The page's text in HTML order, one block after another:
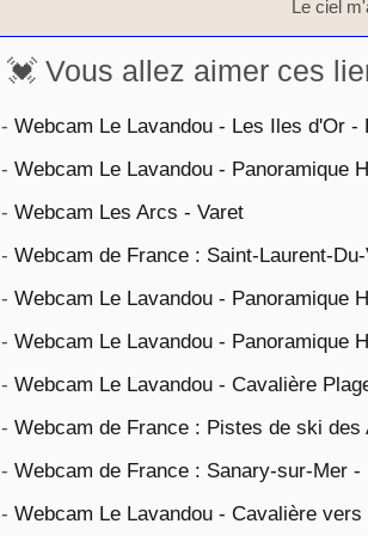
Le ciel
💓 Vous allez aimer ces
- Webcam Le Lavandou - Les Iles d'Or -
- Webcam Le Lavandou - Panoramique
- Webcam Les Arcs - Varet
- Webcam de France : Saint-Laurent-
- Webcam Le Lavandou - Panoramique
- Webcam Le Lavandou - Panoramique
- Webcam Le Lavandou - Cavalière
- Webcam de France : Pistes de ski des
- Webcam de France : Sanary-sur-Mer -
- Webcam Le Lavandou - Cavalière vers